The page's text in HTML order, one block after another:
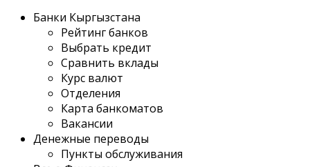
Банки Кыргызстана
Рейтинг банков
Выбрать кредит
Сравнить вклады
Курс валют
Отделения
Карта банкоматов
Вакансии
Денежные переводы
Пункты обслуживания